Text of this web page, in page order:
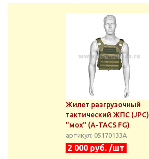
Жилет разгрузочный
тактический ЖПС (JPC)
"мох" (A-TACS FG)
артикул: 05170133А
2 000 руб. /шт